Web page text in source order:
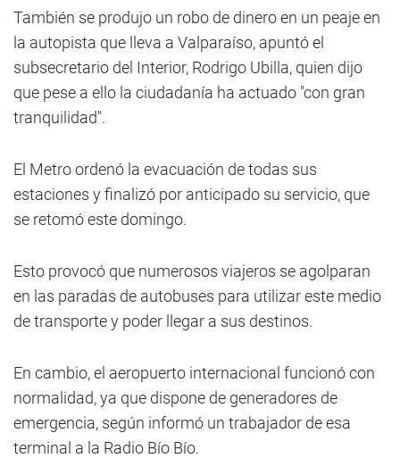
También se produjo un robo de dinero en un peaje en
la autopista que lleva a Valparaíso, apuntó el
subsecretario del Interior, Rodrigo Ubilla, quien dijo
que pese a ello la ciudadanía ha actuado "con gran
tranquilidad".
El Metro ordenó la evacuación de todas sus
estaciones y finalizó por anticipado su servicio, que
se retomó este domingo.
Esto provocó que numerosos viajeros se agolparan
en las paradas de autobuses para utilizar este medio
de transporte y poder llegar a sus destinos.
En cambio, el aeropuerto internacional funcionó con
normalidad, ya que dispone de generadores de
emergencia, según informó un trabajador de esa
terminal a la Radio Bío Bío.